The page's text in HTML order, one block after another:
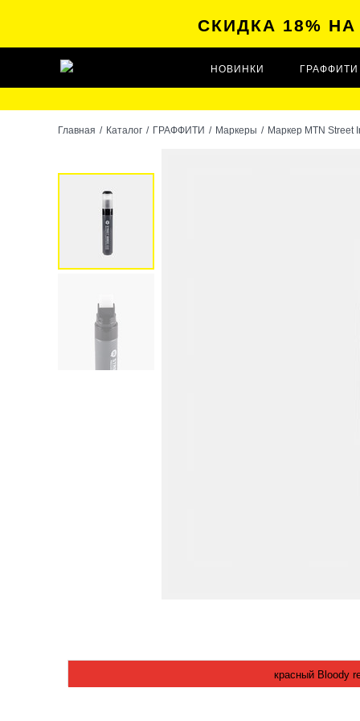
СКИДКА 18%
НОВИНКИ ГРАФФИТИ
Главная / Каталог / ГРАФФИТИ / Маркеры / Маркер MTN Street
красный Bloody